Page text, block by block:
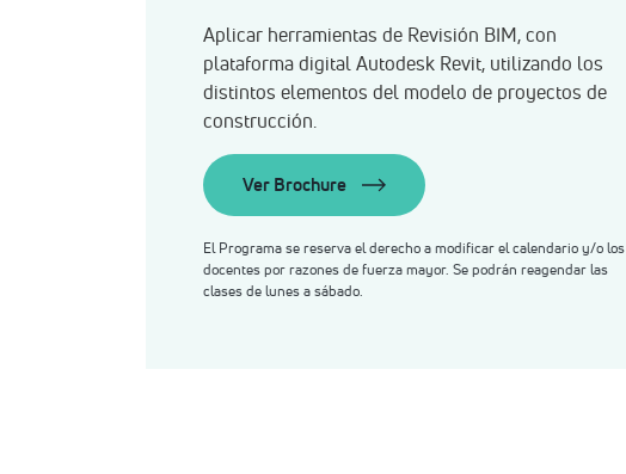
Aplicar herramientas de Revisión BIM, con
plataforma digital Autodesk Revit, utilizando los
distintos elementos del modelo de proyectos de
construcción.
Ver Brochure
El Programa se reserva el derecho a modificar el calendario y/o los
docentes por razones de fuerza mayor. Se podrán reagendar las
clases de lunes a sábado.